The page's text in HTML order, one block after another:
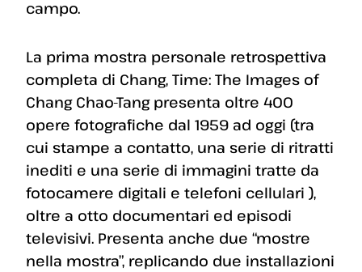
campo.
La prima mostra personale retrospettiva
completa di Chang, Time: The Images of
Chang Chao-Tang presenta oltre 400
opere fotografiche dal 1959 ad oggi (tra
cui stampe a contatto, una serie di ritratti
inediti e una serie di immagini tratte da
fotocamere digitali e telefoni cellulari ),
oltre a otto documentari ed episodi
televisivi. Presenta anche due “mostre
nella mostra”, replicando due installazioni